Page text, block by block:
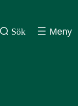
Sök Meny